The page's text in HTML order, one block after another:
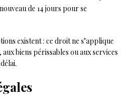
de 14 jours pour se
existent : ce droit ne s’applique
biens périssables ou aux services